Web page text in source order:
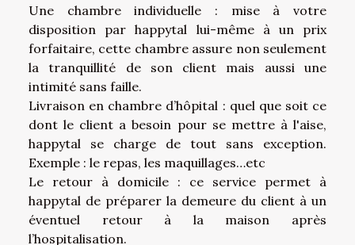
Une chambre individuelle : mise à votre
disposition par happytal lui-même à un prix
forfaitaire, cette chambre assure non seulement
la tranquillité de son client mais aussi une
intimité sans faille.
Livraison en chambre d’hôpital : quel que soit ce
dont le client a besoin pour se mettre à l'aise,
happytal se charge de tout sans exception.
Exemple : le repas, les maquillages…etc
Le retour à domicile : ce service permet à
happytal de préparer la demeure du client à un
éventuel retour à la maison après
l’hospitalisation.